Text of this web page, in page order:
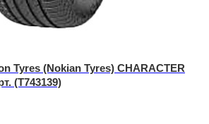
Tyres (Nokian Tyres) CHARACTER
(T743139)